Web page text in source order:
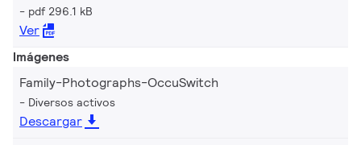
pdf 296.1 kB
Ver
Imágenes
Family-Photographs-OccuSwitch
Diversos activos
Descargar